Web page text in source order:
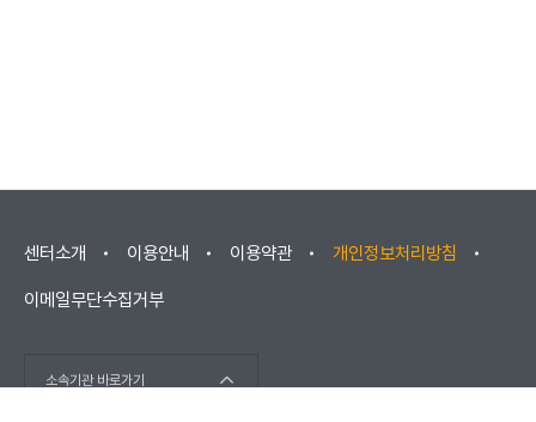
센터소개 이용안내 이용약관 개인정보처리방침
이메일무단수집거부
소속기관 바로가기